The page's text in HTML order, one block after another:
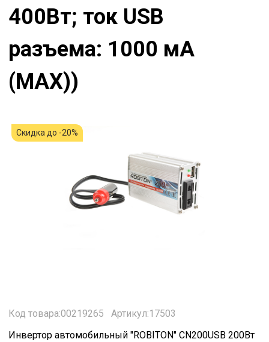
400Вт; ток USB
разъема: 1000 мА
(МАХ))
Скидка до -20%
Код товара:00219265
Артикул:17503
Инвертор автомобильный "ROBITON" CN200USB 200Вт